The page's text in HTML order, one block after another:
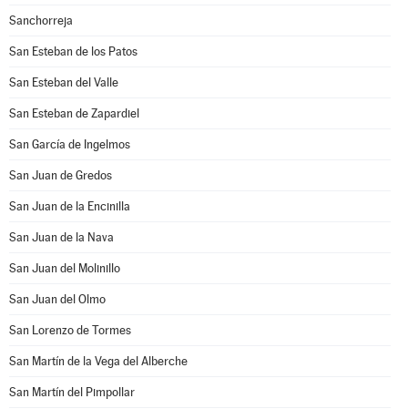
Sanchorreja
San Esteban de los Patos
San Esteban del Valle
San Esteban de Zapardiel
San García de Ingelmos
San Juan de Gredos
San Juan de la Encinilla
San Juan de la Nava
San Juan del Molinillo
San Juan del Olmo
San Lorenzo de Tormes
San Martín de la Vega del Alberche
San Martín del Pimpollar